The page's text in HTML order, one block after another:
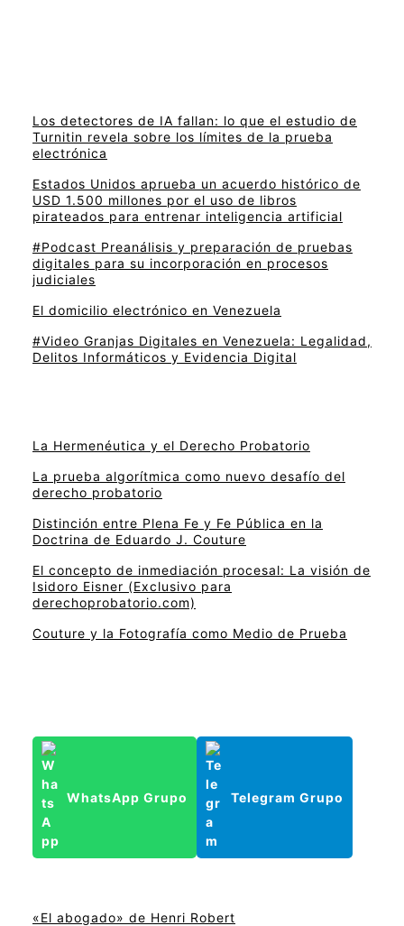
Los detectores de IA fallan: lo que el estudio de
Turnitin revela sobre los límites de la prueba
electrónica
Estados Unidos aprueba un acuerdo histórico de
USD 1.500 millones por el uso de libros
pirateados para entrenar inteligencia artificial
#Podcast Preanálisis y preparación de pruebas
digitales para su incorporación en procesos
judiciales
El domicilio electrónico en Venezuela
#Video Granjas Digitales en Venezuela: Legalidad,
Delitos Informáticos y Evidencia Digital
La Hermenéutica y el Derecho Probatorio
La prueba algorítmica como nuevo desafío del
derecho probatorio
Distinción entre Plena Fe y Fe Pública en la
Doctrina de Eduardo J. Couture
El concepto de inmediación procesal: La visión de
Isidoro Eisner (Exclusivo para
derechoprobatorio.com)
Couture y la Fotografía como Medio de Prueba
WhatsApp Grupo Telegram Grupo
«El abogado» de Henri Robert